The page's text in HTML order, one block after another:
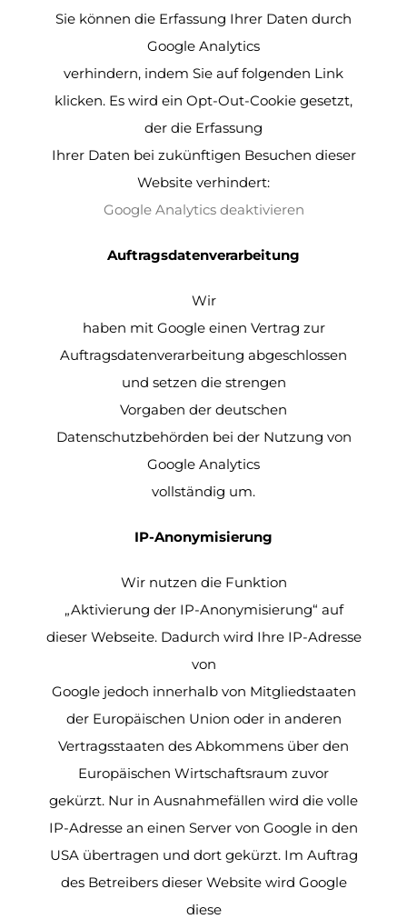
Sie können die Erfassung Ihrer Daten durch
Google Analytics
verhindern, indem Sie auf folgenden Link
klicken. Es wird ein Opt-Out-Cookie gesetzt,
der die Erfassung
Ihrer Daten bei zukünftigen Besuchen dieser
Website verhindert:
Google Analytics deaktivieren
Auftragsdatenverarbeitung
Wir
haben mit Google einen Vertrag zur
Auftragsdatenverarbeitung abgeschlossen
und setzen die strengen
Vorgaben der deutschen
Datenschutzbehörden bei der Nutzung von
Google Analytics
vollständig um.
IP-Anonymisierung
Wir nutzen die Funktion
„Aktivierung der IP-Anonymisierung“ auf
dieser Webseite. Dadurch wird Ihre IP-Adresse
von
Google jedoch innerhalb von Mitgliedstaaten
der Europäischen Union oder in anderen
Vertragsstaaten des Abkommens über den
Europäischen Wirtschaftsraum zuvor
gekürzt. Nur in Ausnahmefällen wird die volle
IP-Adresse an einen Server von Google in den
USA übertragen und dort gekürzt. Im Auftrag
des Betreibers dieser Website wird Google
diese